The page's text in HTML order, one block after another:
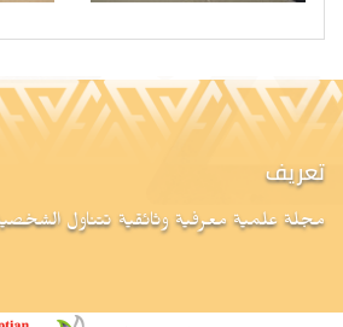
تعريف
مجلة علمية معرفية وثائقية تتناول